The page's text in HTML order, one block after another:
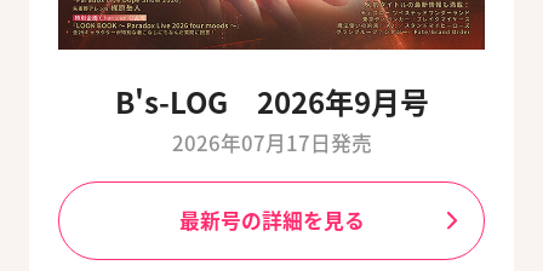
B's-LOG 2026年9月号
2026年07月17日発売
最新号の詳細を見る